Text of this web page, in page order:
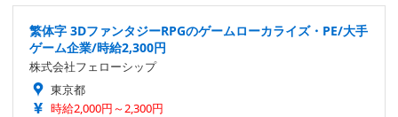
繁体字 3DファンタジーRPGのゲームローカライズ・PE/大手
ゲーム企業/時給2,300円
株式会社フェローシップ
東京都
時給2,000円～2,300円